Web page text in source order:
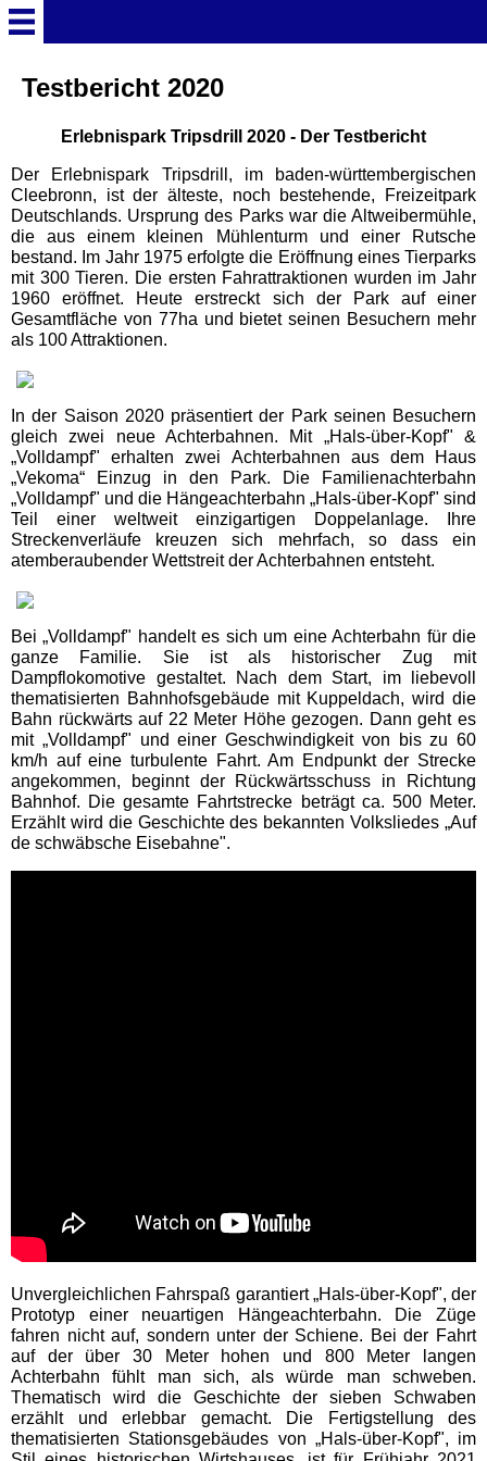
Startseite
Deutschland Überschrift
Freizeitparks
Baden-Württemberg
Freizeitparks
Erlebnispark Tripsdrill
Europa-Park
Funny-World
Schwaben Park
Steinwasen Park
Tatzmania
Traumland auf der
Bärenhöhle
Bayern Freizeitparks
Allgäu Skyline Park
Hessen Freizeitparks
Freizeitpark Lochmühle
Taunus Wunderland
Niedersachsen
Testbericht 2020
Erlebnispark Tripsdrill 2020 - Der Testbericht
Der Erlebnispark Tripsdrill, im baden-württembergischen
Cleebronn, ist der älteste, noch bestehende, Freizeitpark
Deutschlands. Ursprung des Parks war die Altweibermühle,
die aus einem kleinen Mühlenturm und einer Rutsche
bestand. Im Jahr 1975 erfolgte die Eröffnung eines Tierparks
mit 300 Tieren. Die ersten Fahrattraktionen wurden im Jahr
1960 eröffnet. Heute erstreckt sich der Park auf einer
Gesamtfläche von 77ha und bietet seinen Besuchern mehr
als 100 Attraktionen.
In der Saison 2020 präsentiert der Park seinen Besuchern
gleich zwei neue Achterbahnen. Mit „Hals-über-Kopf" &
„Volldampf" erhalten zwei Achterbahnen aus dem Haus
„Vekoma“ Einzug in den Park. Die Familienachterbahn
„Volldampf" und die Hängeachterbahn „Hals-über-Kopf" sind
Teil einer weltweit einzigartigen Doppelanlage. Ihre
Streckenverläufe kreuzen sich mehrfach, so dass ein
atemberaubender Wettstreit der Achterbahnen entsteht.
Bei „Volldampf" handelt es sich um eine Achterbahn für die
ganze Familie. Sie ist als historischer Zug mit
Dampflokomotive gestaltet. Nach dem Start, im liebevoll
thematisierten Bahnhofsgebäude mit Kuppeldach, wird die
Bahn rückwärts auf 22 Meter Höhe gezogen. Dann geht es
mit „Volldampf" und einer Geschwindigkeit von bis zu 60
km/h auf eine turbulente Fahrt. Am Endpunkt der Strecke
angekommen, beginnt der Rückwärtsschuss in Richtung
Bahnhof. Die gesamte Fahrtstrecke beträgt ca. 500 Meter.
Erzählt wird die Geschichte des bekannten Volksliedes „Auf
de schwäbsche Eisebahne".
Unvergleichlichen Fahrspaß garantiert „Hals-über-Kopf", der
Prototyp einer neuartigen Hängeachterbahn. Die Züge
fahren nicht auf, sondern unter der Schiene. Bei der Fahrt
auf der über 30 Meter hohen und 800 Meter langen
Achterbahn fühlt man sich, als würde man schweben.
Thematisch wird die Geschichte der sieben Schwaben
erzählt und erlebbar gemacht. Die Fertigstellung des
thematisierten Stationsgebäudes von „Hals-über-Kopf", im